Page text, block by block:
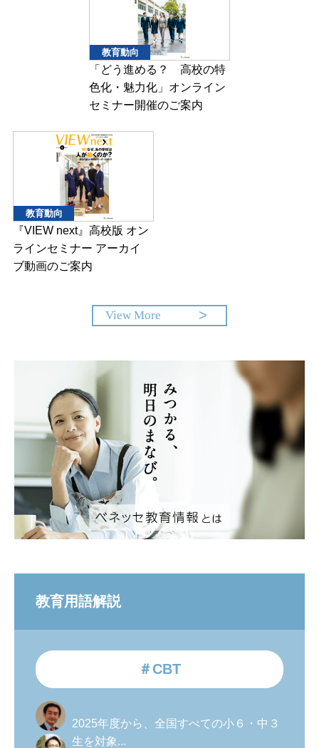
教育動向
「どう進める？ 高校の特
色化・魅力化」オンライン
セミナー開催のご案内
教育動向
『VIEW next』高校版 オン
ラインセミナー アーカイ
ブ動画のご案内
View More
教育用語解説
＃CBT
2025年度から、全国すべての小６・中３
生を対象...